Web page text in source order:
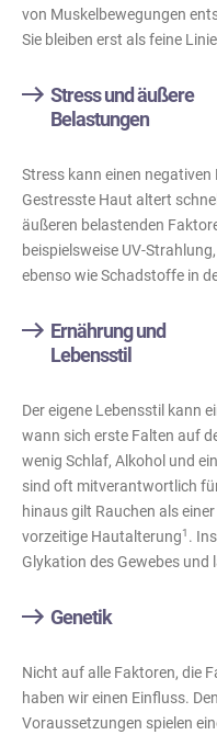
von Muskelbewegungen
Sie bleiben erst als feine
Stress und äußere
Belastungen
Stress kann einen
Gestresste Haut altert
äußeren belastenden
beispielsweise UV-
ebenso wie Schadstoffe in
Ernährung und
Lebensstil
Der eigene Lebensstil kann
wann sich erste Falten auf
wenig Schlaf, Alkohol und
sind oft mitverantwortlich
hinaus gilt Rauchen als
vorzeitige Hautalterung1 .
Glykation des Gewebes und
Genetik
Nicht auf alle Faktoren, die
haben wir einen Einfluss.
Voraussetzungen spielen